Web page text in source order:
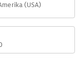
(USA)